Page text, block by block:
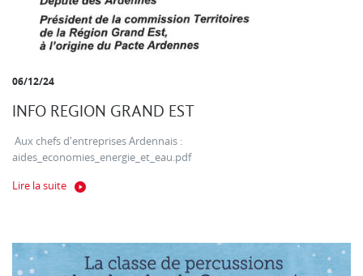
06/12/24
INFO REGION GRAND EST
Aux chefs d'entreprises Ardennais :
aides_economies_energie_et_eau.pdf
Lire la suite